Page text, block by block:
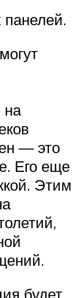
на
— это
Его еще
Этим
будет